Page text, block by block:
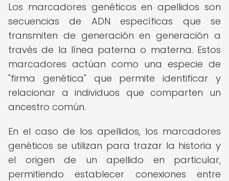
Los marcadores genéticos en apellidos son
secuencias de ADN específicas que se
transmiten de generación en generación a
través de la línea paterna o materna. Estos
marcadores actúan como una especie de
"firma genética" que permite identificar y
relacionar a individuos que comparten un
ancestro común.
En el caso de los apellidos, los marcadores
genéticos se utilizan para trazar la historia y
el origen de un apellido en particular,
permitiendo establecer conexiones entre